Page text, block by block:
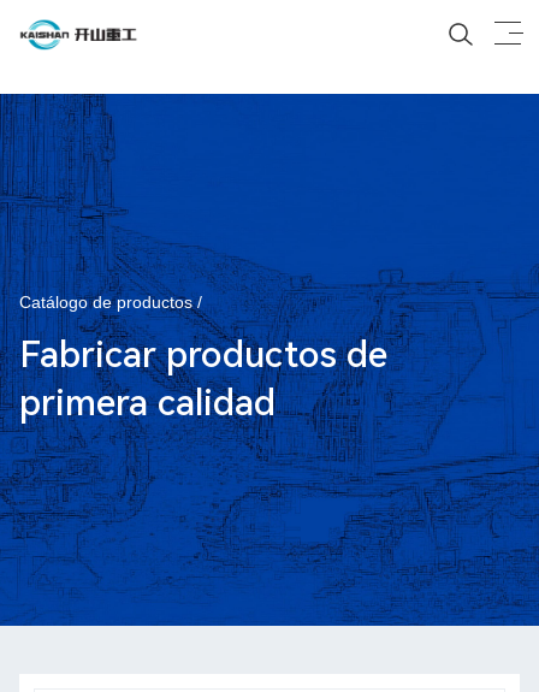
Catálogo de productos /
Fabricar productos de
primera calidad